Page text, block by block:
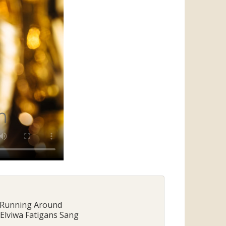
Around
Fatigans Sang